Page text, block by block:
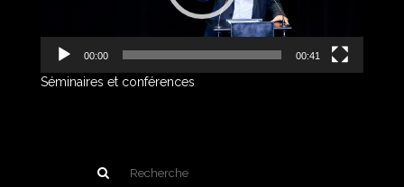
00:00 00:41
Séminaires et conférences